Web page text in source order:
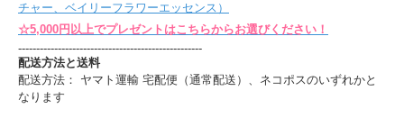
チャー、ベイリーフラワーエッセンス）
☆5,000円以上でプレゼントはこちらからお選びください！
---------------------------------------------------
配送方法と送料
配送方法： ヤマト運輸 宅配便（通常配送）、ネコポスのいずれかと
なります